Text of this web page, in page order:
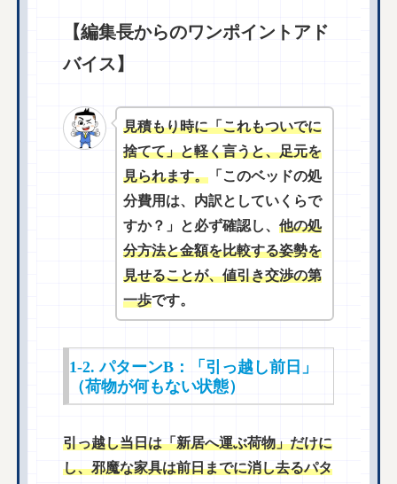
【編集長からのワンポイントアド
バイス】
見積もり時に「これもついでに
捨てて」と軽く言うと、足元を
見られます。 「このベッドの処
分費用は、内訳としていくらで
すか？」と必ず確認し、他の処
分方法と金額を比較する姿勢を
見せることが、値引き交渉の第
一歩です。
1-2. パターンB：「引っ越し前日」
（荷物が何もない状態）
引っ越し当日は「新居へ運ぶ荷物」だけに
し、邪魔な家具は前日までに消し去るパタ